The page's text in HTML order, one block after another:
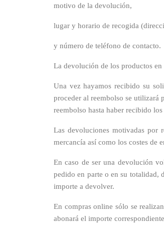
motivo de la devolución,
lugar y horario de recogida
y número de teléfono de contacto.
La devolución de los productos
Una vez hayamos recibido su
proceder al reembolso se utilizará
reembolso hasta haber recibido
Las devoluciones motivadas por
mercancía así como los costes de
En caso de ser una devolución
pedido en parte o en su totalidad,
importe a devolver.
En compras online sólo se
abonará el importe